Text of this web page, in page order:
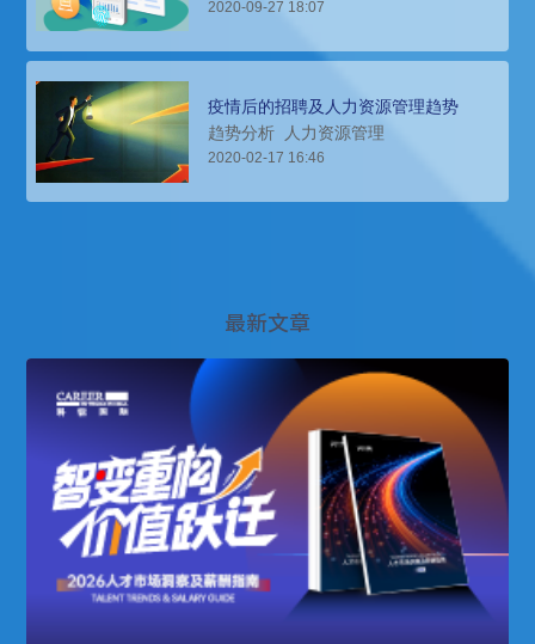
2020-09-27 18:07
疫情后的招聘及人力资源管理趋势
趋势分析
人力资源管理
2020-02-17 16:46
最新文章